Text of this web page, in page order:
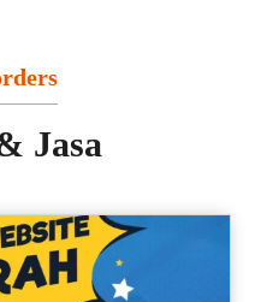
Jasa